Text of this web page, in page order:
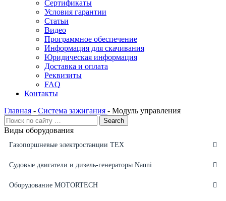
Сертификаты
Условия гарантии
Статьи
Видео
Программное обеспечение
Информация для скачивания
Юридическая информация
Доставка и оплата
Реквизиты
FAQ
Контакты
Главная - Система зажигания - Модуль управления
Виды оборудования
Газопоршневые электростанции ТЕХ
Судовые двигатели и дизель-генераторы Nanni
Оборудование MOTORTECH